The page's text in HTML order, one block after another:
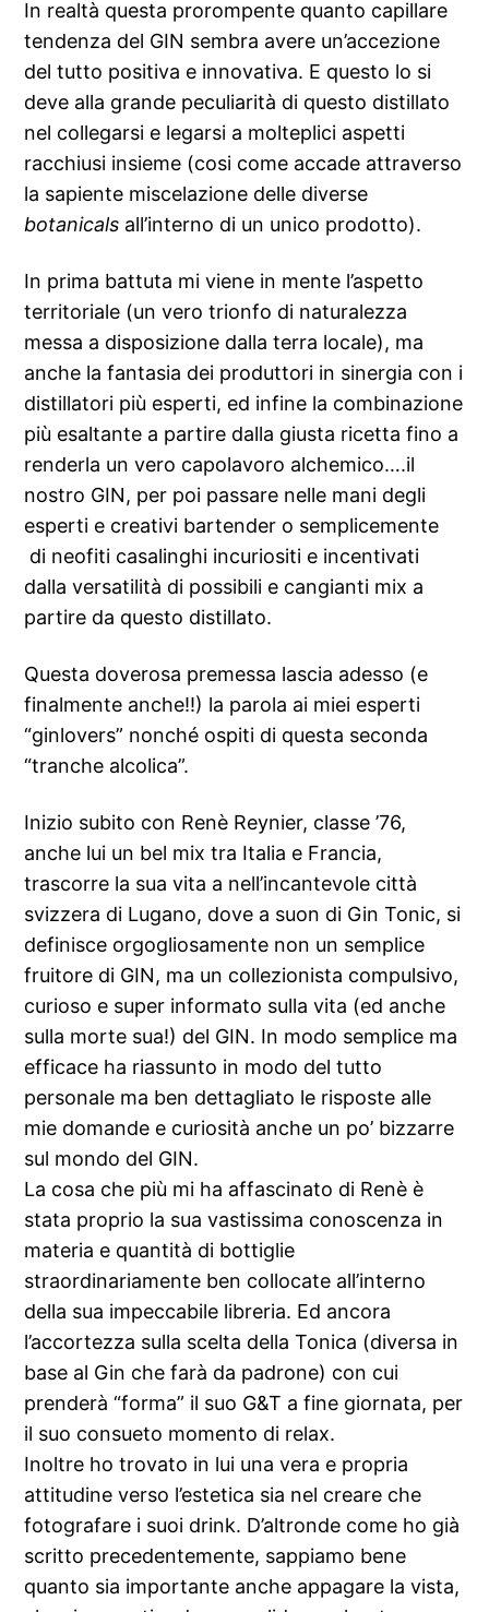
In realtà questa prorompente quanto capillare
tendenza del GIN sembra avere un’accezione
del tutto positiva e innovativa. E questo lo si
deve alla grande peculiarità di questo distillato
nel collegarsi e legarsi a molteplici aspetti
racchiusi insieme (cosi come accade attraverso
la sapiente miscelazione delle diverse
botanicals all’interno di un unico prodotto).
In prima battuta mi viene in mente l’aspetto
territoriale (un vero trionfo di naturalezza
messa a disposizione dalla terra locale), ma
anche la fantasia dei produttori in sinergia con i
distillatori più esperti, ed infine la combinazione
più esaltante a partire dalla giusta ricetta fino a
renderla un vero capolavoro alchemico….il
nostro GIN, per poi passare nelle mani degli
esperti e creativi bartender o semplicemente
di neofiti casalinghi incuriositi e incentivati
dalla versatilità di possibili e cangianti mix a
partire da questo distillato.
Questa doverosa premessa lascia adesso (e
finalmente anche!!) la parola ai miei esperti
“ginlovers” nonché ospiti di questa seconda
“tranche alcolica”.
Inizio subito con Renè Reynier, classe ’76,
anche lui un bel mix tra Italia e Francia,
trascorre la sua vita a nell’incantevole città
svizzera di Lugano, dove a suon di Gin Tonic, si
definisce orgogliosamente non un semplice
fruitore di GIN, ma un collezionista compulsivo,
curioso e super informato sulla vita (ed anche
sulla morte sua!) del GIN. In modo semplice ma
efficace ha riassunto in modo del tutto
personale ma ben dettagliato le risposte alle
mie domande e curiosità anche un po’ bizzarre
sul mondo del GIN.
La cosa che più mi ha affascinato di Renè è
stata proprio la sua vastissima conoscenza in
materia e quantità di bottiglie
straordinariamente ben collocate all’interno
della sua impeccabile libreria. Ed ancora
l’accortezza sulla scelta della Tonica (diversa in
base al Gin che farà da padrone) con cui
prenderà “forma” il suo G&T a fine giornata, per
il suo consueto momento di relax.
Inoltre ho trovato in lui una vera e propria
attitudine verso l’estetica sia nel creare che
fotografare i suoi drink. D’altronde come ho già
scritto precedentemente, sappiamo bene
quanto sia importante anche appagare la vista,